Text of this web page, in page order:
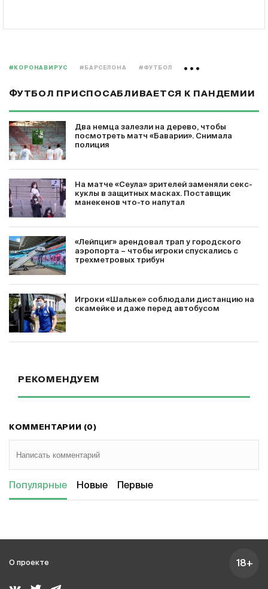
#КОРОНАВИРУС #БАРСЕЛОНА #ФУТБОЛ
ФУТБОЛ ПРИСПОСАБЛИВАЕТСЯ К ПАНДЕМИИ
Два немца залезли на дерево, чтобы
посмотреть матч «Баварии». Снимала
полиция
На матче «Сеула» зрителей заменяли секс-
куклы в защитных масках. Поставщик
манекенов что-то напутал
«Лейпциг» арендовал трап у городского
аэропорта – чтобы игроки спускались с
трехметровых трибун
Игроки «Шальке» соблюдали дистанцию на
скамейке и даже перед автобусом
РЕКОМЕНДУЕМ
КОММЕНТАРИИ (0)
Популярные Новые Первые
О проекте 18+